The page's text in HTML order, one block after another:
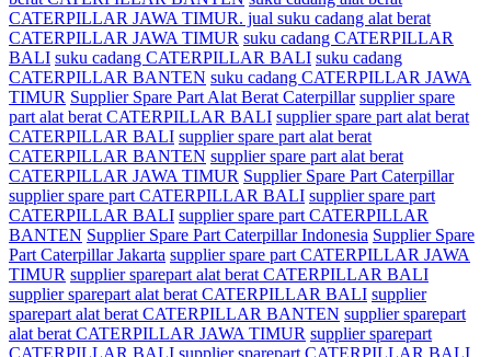
CATERPILLAR JAWA TIMUR. jual suku cadang alat berat
CATERPILLAR JAWA TIMUR suku cadang CATERPILLAR
BALI suku cadang CATERPILLAR BALI suku cadang
CATERPILLAR BANTEN suku cadang CATERPILLAR JAWA
TIMUR Supplier Spare Part Alat Berat Caterpillar supplier spare
part alat berat CATERPILLAR BALI supplier spare part alat berat
CATERPILLAR BALI supplier spare part alat berat
CATERPILLAR BANTEN supplier spare part alat berat
CATERPILLAR JAWA TIMUR Supplier Spare Part Caterpillar
supplier spare part CATERPILLAR BALI supplier spare part
CATERPILLAR BALI supplier spare part CATERPILLAR
BANTEN Supplier Spare Part Caterpillar Indonesia Supplier Spare
Part Caterpillar Jakarta supplier spare part CATERPILLAR JAWA
TIMUR supplier sparepart alat berat CATERPILLAR BALI
supplier sparepart alat berat CATERPILLAR BALI supplier
sparepart alat berat CATERPILLAR BANTEN supplier sparepart
alat berat CATERPILLAR JAWA TIMUR supplier sparepart
CATERPILLAR BALI supplier sparepart CATERPILLAR BALI